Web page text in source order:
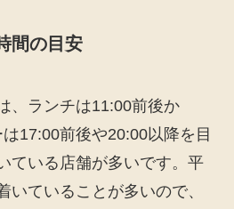
間の目安
、ランチは11:00前後か
17:00前後や20:00以降を目
ている店舗が多いです。平
いていることが多いので、